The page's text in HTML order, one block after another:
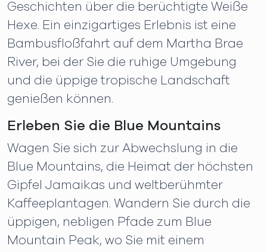
Geschichten über die berüchtigte Weiße
Hexe. Ein einzigartiges Erlebnis ist eine
Bambusfloßfahrt auf dem Martha Brae
River, bei der Sie die ruhige Umgebung
und die üppige tropische Landschaft
genießen können.
Erleben Sie die Blue Mountains
Wagen Sie sich zur Abwechslung in die
Blue Mountains, die Heimat der höchsten
Gipfel Jamaikas und weltberühmter
Kaffeeplantagen. Wandern Sie durch die
üppigen, nebligen Pfade zum Blue
Mountain Peak, wo Sie mit einem